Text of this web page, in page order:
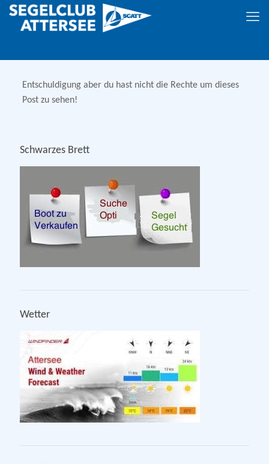
Entschuldigung aber du hast nicht die Rechte um dieses
Post zu sehen!
Schwarzes Brett
Wetter